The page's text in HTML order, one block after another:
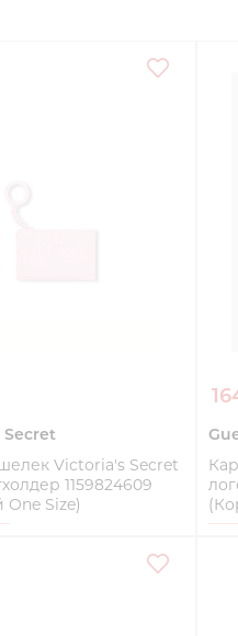
Secret
Victoria's Secret
1159824609
Size)